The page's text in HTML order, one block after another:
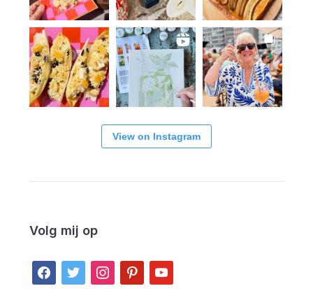
View on Instagram
Volg mij op
facebook
twitter instagrampinterestyoutube